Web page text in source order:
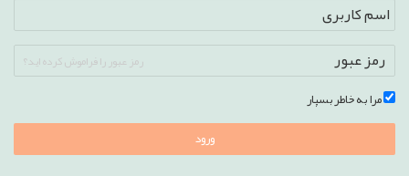
رمز عبور را فراموش کرده اید؟
مرا به خاطر بسپار
ورود